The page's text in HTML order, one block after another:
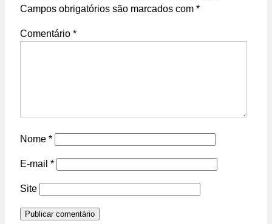
Campos obrigatórios são marcados com *
Comentário *
Nome *
E-mail *
Site